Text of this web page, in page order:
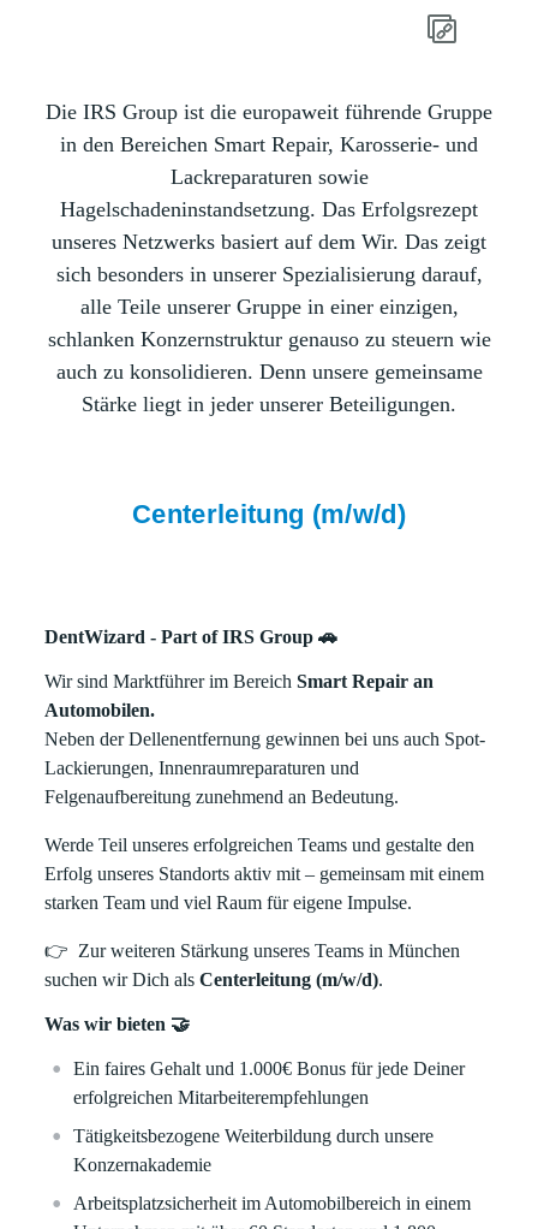
Die IRS Group ist die europaweit führende Gruppe
in den Bereichen Smart Repair, Karosserie- und
Lackreparaturen sowie
Hagelschadeninstandsetzung. Das Erfolgsrezept
unseres Netzwerks basiert auf dem Wir. Das zeigt
sich besonders in unserer Spezialisierung darauf,
alle Teile unserer Gruppe in einer einzigen,
schlanken Konzernstruktur genauso zu steuern wie
auch zu konsolidieren. Denn unsere gemeinsame
Stärke liegt in jeder unserer Beteiligungen.
Centerleitung (m/w/d)
DentWizard - Part of IRS Group 🚗
Wir sind Marktführer im Bereich Smart Repair an
Automobilen.
Neben der Dellenentfernung gewinnen bei uns auch Spot-
Lackierungen, Innenraumreparaturen und
Felgenaufbereitung zunehmend an Bedeutung.
Werde Teil unseres erfolgreichen Teams und gestalte den
Erfolg unseres Standorts aktiv mit – gemeinsam mit einem
starken Team und viel Raum für eigene Impulse.
👉 Zur weiteren Stärkung unseres Teams in München
suchen wir Dich alsCenterleitung (m/w/d).
Was wir bieten 🤝
Ein faires Gehalt und 1.000€ Bonus für jede Deiner
erfolgreichen Mitarbeiterempfehlungen
Tätigkeitsbezogene Weiterbildung durch unsere
Konzernakademie
Arbeitsplatzsicherheit im Automobilbereich in einem